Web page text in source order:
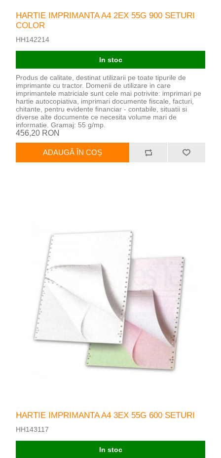
HARTIE IMPRIMANTA A4 2EX 55G 900 SETURI
COLOR
HH142214
In stoc
Produs de calitate, destinat utilizarii pe toate tipurile de
imprimante cu tractor. Domenii de utilizare in care
imprimantele matriciale sunt cele mai potrivite: imprimari pe
hartie autocopiativa, imprimari documente fiscale, facturi,
chitante, pentru evidente financiar - contabile, situatii si
diverse alte documente ce necesita volume mari de
informatie. Gramaj: 55 g/mp.
456,20 RON
ADAUGĂ ÎN COȘ
HARTIE IMPRIMANTA A4 3EX 55G 600 SETURI
HH143117
In stoc